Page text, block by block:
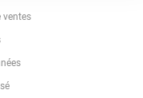
ventes